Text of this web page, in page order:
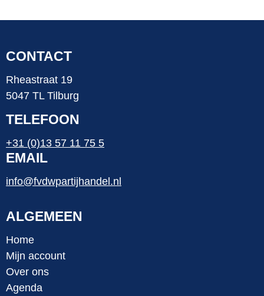
CONTACT
Rheastraat 19
5047 TL Tilburg
TELEFOON
+31 (0)13 57 11 75 5
EMAIL
info@fvdwpartijhandel.nl
ALGEMEEN
Home
Mijn account
Over ons
Agenda